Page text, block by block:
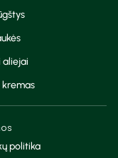
aliejai
kremas
politika